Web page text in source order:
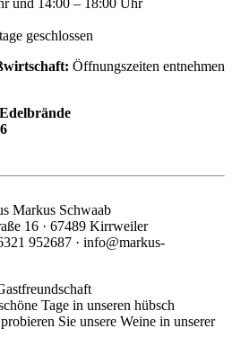
und 14:00 – 18:00 Uhr
geschlossen
Öffnungszeiten entnehmen
Markus Schwaab
16 · 67489 Kirrweiler
952687 · info@markus-
Tage in unseren hübsch
Sie unsere Weine in unserer